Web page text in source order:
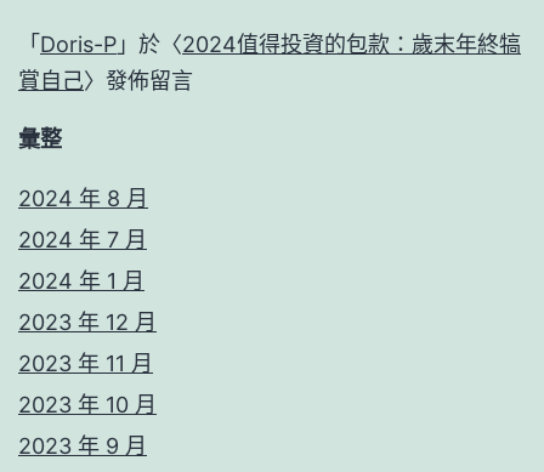
「 Doris-P 」於〈2024值得投資的包款：歲末年終犒
賞自己〉發佈留言
彙整
2024 年 8 月
2024 年 7 月
2024 年 1 月
2023 年 12 月
2023 年 11 月
2023 年 10 月
2023 年 9 月